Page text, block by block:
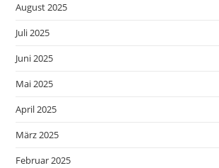
August 2025
Juli 2025
Juni 2025
Mai 2025
April 2025
März 2025
Februar 2025